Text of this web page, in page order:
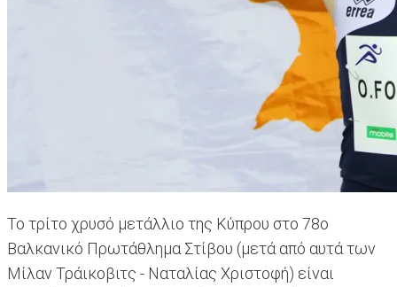
Το τρίτο χρυσό μετάλλιο της Κύπρου στο 78ο
Βαλκανικό Πρωτάθλημα Στίβου (μετά από αυτά των
Μίλαν Τράικοβιτς - Ναταλίας Χριστοφή) είναι